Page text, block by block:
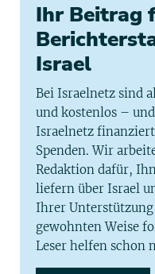
Ihr Beitrag
Israel
Bei Israelnetz sind
und kostenlos –
Israelnetz
Spenden. Wir
Redaktion dafür,
liefern über Israel
Ihrer
gewohnten Weise
Leser helfen schon